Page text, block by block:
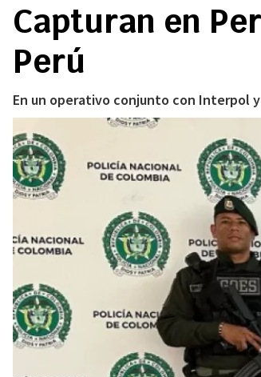
Capturan en
Perú
En un operativo conjunto con Interpol